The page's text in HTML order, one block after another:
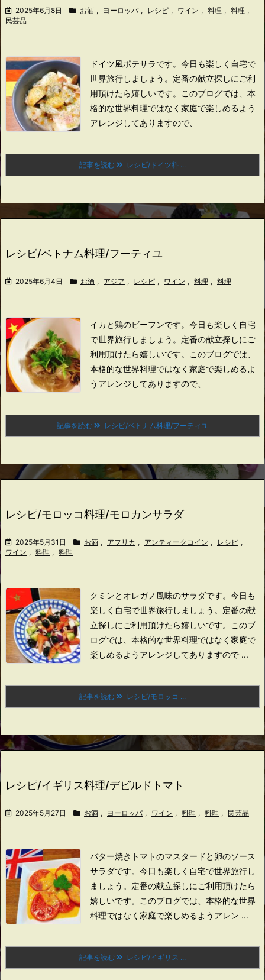
2025年6月8日 お酒 , ヨーロッパ , レシピ , ワイン , 料理 , 料理 ,
民芸品
ドイツ風ポテサラです。 今日も楽しく自宅で
世界旅行しましょう。 定番の献立探しにご利
用頂けたら嬉しいです。
このブログでは、本
格的な世界料理ではなく家庭で楽しめるよう
アレンジしてありますので、
記事を読む レシピ/ドイツ料 ...
レシピ/ベトナム料理/フーティユ
2025年6月4日 お酒 , アジア , レシピ , ワイン , 料理 , 料理
イカと鶏のビーフンです。 今日も楽しく自宅
で世界旅行しましょう。 定番の献立探しにご
利用頂けたら嬉しいです。
このブログでは、
本格的な世界料理ではなく家庭で楽しめるよ
うアレンジしてありますので、
記事を読む レシピ/ベトナム料理/フーティユ
レシピ/モロッコ料理/モロカンサラダ
2025年5月31日 お酒 , アフリカ , アンティークコイン , レシピ ,
ワイン , 料理 , 料理
クミンとオレガノ風味のサラダです。 今日も
楽しく自宅で世界旅行しましょう。 定番の献
立探しにご利用頂けたら嬉しいです。
このブ
ログでは、本格的な世界料理ではなく家庭で
楽しめるようアレンジしてありますので ...
記事を読む レシピ/モロッコ ...
レシピ/イギリス料理/デビルドトマト
2025年5月27日 お酒 , ヨーロッパ , ワイン , 料理 , 料理 , 民芸品
バター焼きトマトのマスタードと卵のソース
サラダです。 今日も楽しく自宅で世界旅行し
ましょう。 定番の献立探しにご利用頂けたら
嬉しいです。
このブログでは、本格的な世界
料理ではなく家庭で楽しめるようアレン ...
記事を読む レシピ/イギリス ...